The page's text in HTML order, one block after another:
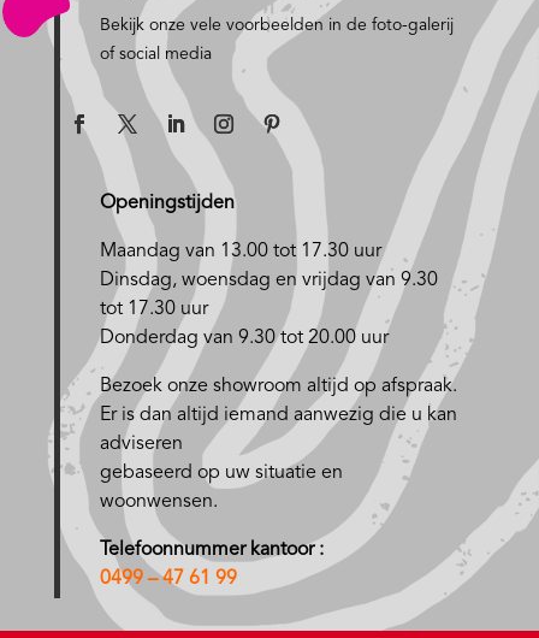
Bekijk onze vele voorbeelden in de foto-galerij
of social media
Openingstijden
Maandag van 13.00 tot 17.30 uur
Dinsdag, woensdag en vrijdag van 9.30
tot 17.30 uur
Donderdag van 9.30 tot 20.00 uur
Bezoek onze showroom altijd op afspraak.
Er is dan altijd iemand aanwezig die u kan
adviseren
gebaseerd op uw situatie en
woonwensen.
Telefoonnummer kantoor :
0499 – 47 61 99